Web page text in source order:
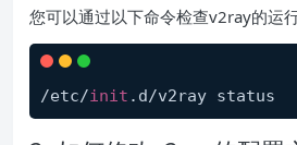
您可以通过以下命令检查v2ray的运
/etc/init